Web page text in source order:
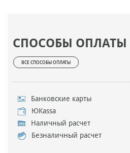
СПОСОБЫ ОПЛАТЫ
ВСЕ СПОСОБЫ ОПЛАТЫ
Банковские карты
ЮKassa
Наличный расчет
Безналичный расчет